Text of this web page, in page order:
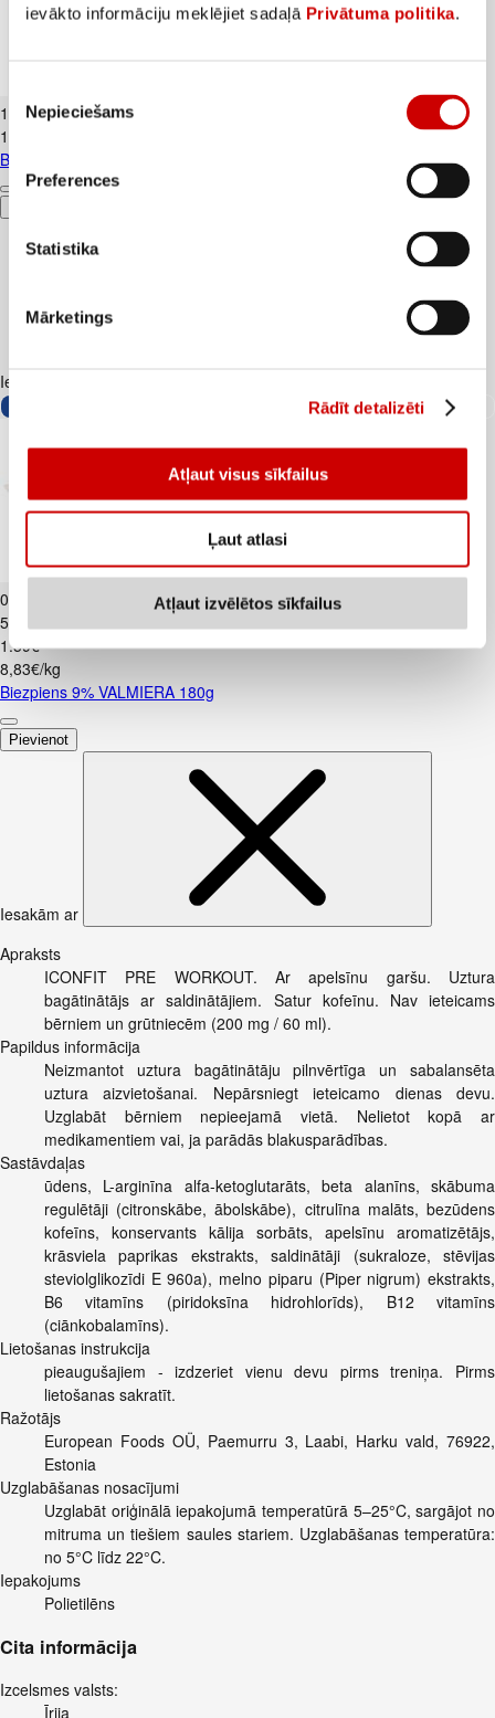
ievākto informāciju meklējiet sadaļā Privātuma politika.
izvēle
Nepieciešams
Preferences
Statistika
Mārketings
Rādīt detalizēti
Atļaut visus sīkfailus
Ļaut atlasi
Atļaut izvēlētos sīkfailus
1
19€
1,19€/kg
Banāni CAVENDISH kg
Iesakām ar
Biezpiens 9% VALMIERA 180g
0
5,5€/kg
1.59€
8,83€/kg
Biezpiens 9% VALMIERA 180g
Pievienot
Iesakām ar
Apraksts
ICONFIT PRE WORKOUT. Ar apelsīnu garšu. Uztura
bagātinātājs ar saldinātājiem. Satur kofeīnu. Nav ieteicams
bērniem un grūtniecēm (200 mg / 60 ml).
Papildus informācija
Neizmantot uztura bagātinātāju pilnvērtīga un sabalansēta
uztura aizvietošanai. Nepārsniegt ieteicamo dienas devu.
Uzglabāt bērniem nepieejamā vietā. Nelietot kopā ar
medikamentiem vai, ja parādās blakusparādības.
Sastāvdaļas
ūdens, L-arginīna alfa-ketoglutarāts, beta alanīns, skābuma
regulētāji (citronskābe, ābolskābe), citrulīna malāts, bezūdens
kofeīns, konservants kālija sorbāts, apelsīnu aromatizētājs,
krāsviela paprikas ekstrakts, saldinātāji (sukraloze, stēvijas
steviolglikozīdi E 960a), melno piparu (Piper nigrum) ekstrakts,
B6 vitamīns (piridoksīna hidrohlorīds), B12 vitamīns
(ciānkobalamīns).
Lietošanas instrukcija
pieaugušajiem - izdzeriet vienu devu pirms treniņa. Pirms
lietošanas sakratīt.
Ražotājs
European Foods OÜ, Paemurru 3, Laabi, Harku vald, 76922,
Estonia
Uzglabāšanas nosacījumi
Uzglabāt oriģinālā iepakojumā temperatūrā 5–25°C, sargājot no
mitruma un tiešiem saules stariem. Uzglabāšanas temperatūra:
no 5°C līdz 22°C.
Iepakojums
Polietilēns
Cita informācija
Izcelsmes valsts:
Īrija